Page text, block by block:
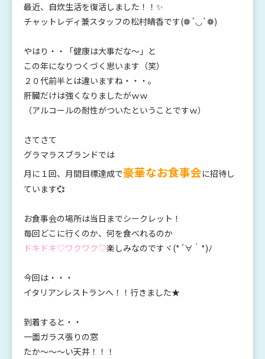
最近、自炊生活を復活しました！！✨
チャットレディ兼スタッフの松村晴香です(❁´◡`❁)
やはり・・「健康は大事だな～」と
この年になりつくづく思います（笑）
２０代前半とは違いますね・・・。
肝臓だけは強くなりましたがｗｗ
（アルコールの耐性がついたということですｗ）
さてさて
グラマラスブランドでは
月に１回、月間目標達成で豪華なお食事会に招待し
ています💞
お食事会の場所は当日までシークレット ！
毎回どこに行くのか、何を食べれるのか
ドキドキ♡ワクワク♡楽しみなのですヾ(*´∀｀*)ﾉ
今回は・・・
イタリアンレストランへ！！行きました★
到着すると・・
一面ガラス張りの窓
たか～～～い天井！！！